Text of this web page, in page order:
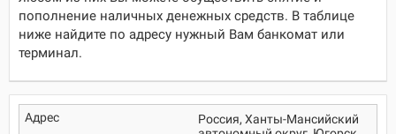
пополнение наличных денежных средств. В таблице
ниже найдите по адресу нужный Вам банкомат или
терминал.
Россия, Ханты-Мансийский